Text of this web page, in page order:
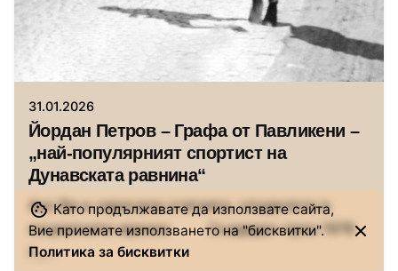
Исторически музей Павликени
31.01.2026
Йордан Петров – Графа от Павликени –
„най-популярният спортист на
Дунавската равнина“
Ако Ви е харесала статията, споделете в
социалните мрежи: Създаден през 1978
г.,...
Като продължавате да използвате сайта,
Вие приемате използването на "бисквитки".
Политика за бисквитки